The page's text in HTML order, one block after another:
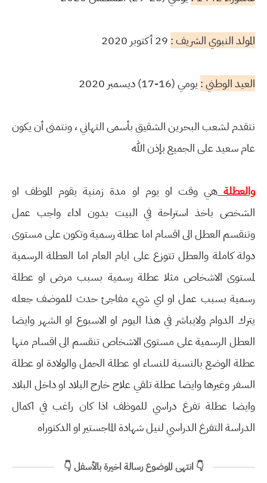
المولد النبوي الشريف :
العيد الوطني : يومي (16-17) ديسمبر 2020
نتقدم لشعب البحرين الشقيق بأسمى التهاني ، ونتمنى أن يكون
عام سعيد على الجميع بإذن الله
والعطلةهي وقت او يوم او مدة زمنية يقوم الموظف او
الشخص باخذ استراحة في البيت بدون اداء واجب عمل
وتنقسم العطل الى اقسام اما عطلة رسمية وتكون على مستوى
دولة كاملة والعطل تتوزع على ايام العام اما العطلة الرسمية
لمستوى الاشخاص مثلا عطلة رسمية بسبب مرض او عطلة
رسمية بسبب عمل او اي شيء مفاجئ حدث للموضف جعله
يترك الدوام ولايباشر في هذا اليوم او الاسبوع او الشهر وايضا
العطل الرسمية على مستوى الاشخاص تنقسم الى اقسام منها
عطلة الوضع بالنسبة للنساء او عطلة الحمل والولادة او عطلة
السفر وغيرها وايضا عطلة تلقي علاج خارج البلاد او داخل البلاد
وايضا عطلة تفرغ دراسي للموظف اذا كان راغب في اكمال
الدراسة التفرغ الدراسي لنيل شهادة الماجستير او الدكتوراه
👇 انتهى الموضوع رسالة اخيرة بالأسفل 👇